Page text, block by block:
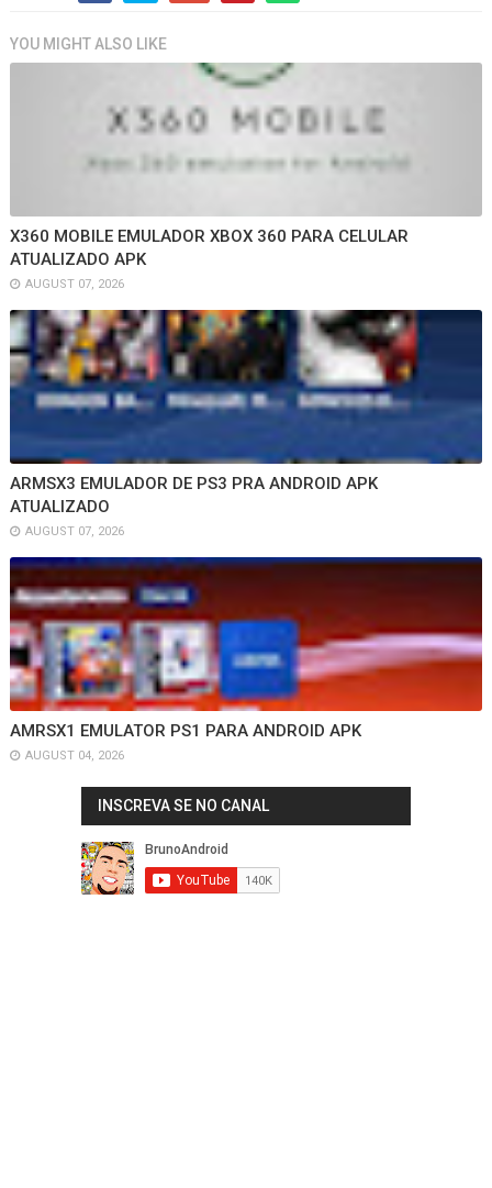
YOU MIGHT ALSO LIKE
X360 MOBILE EMULADOR XBOX 360 PARA CELULAR
ATUALIZADO APK
AUGUST 07, 2026
ARMSX3 EMULADOR DE PS3 PRA ANDROID APK
ATUALIZADO
AUGUST 07, 2026
AMRSX1 EMULATOR PS1 PARA ANDROID APK
AUGUST 04, 2026
INSCREVA SE NO CANAL